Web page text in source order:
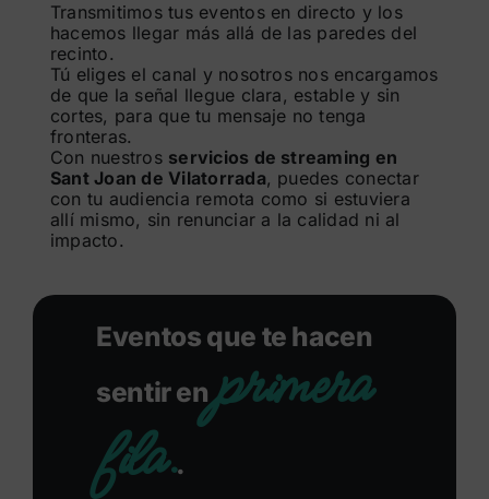
Transmitimos tus eventos en directo y los
hacemos llegar más allá de las paredes del
recinto.
Tú eliges el canal y nosotros nos encargamos
de que la señal llegue clara, estable y sin
cortes, para que tu mensaje no tenga
fronteras.
Con nuestros servicios de streaming en
Sant Joan de Vilatorrada, puedes conectar
con tu audiencia remota como si estuviera
allí mismo, sin renunciar a la calidad ni al
impacto.
Eventos que te hacen
sentir enprimera
fila..